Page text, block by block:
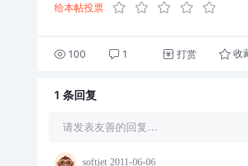
给本帖投票
100 1 打赏 收
1 条回复
请发表友善的回复…
softjet 2011-06-06